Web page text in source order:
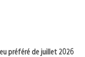
préféré de juillet 2026